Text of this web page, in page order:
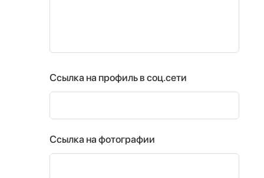
Ссылка на профиль в соц.сети
Ссылка на фотографии